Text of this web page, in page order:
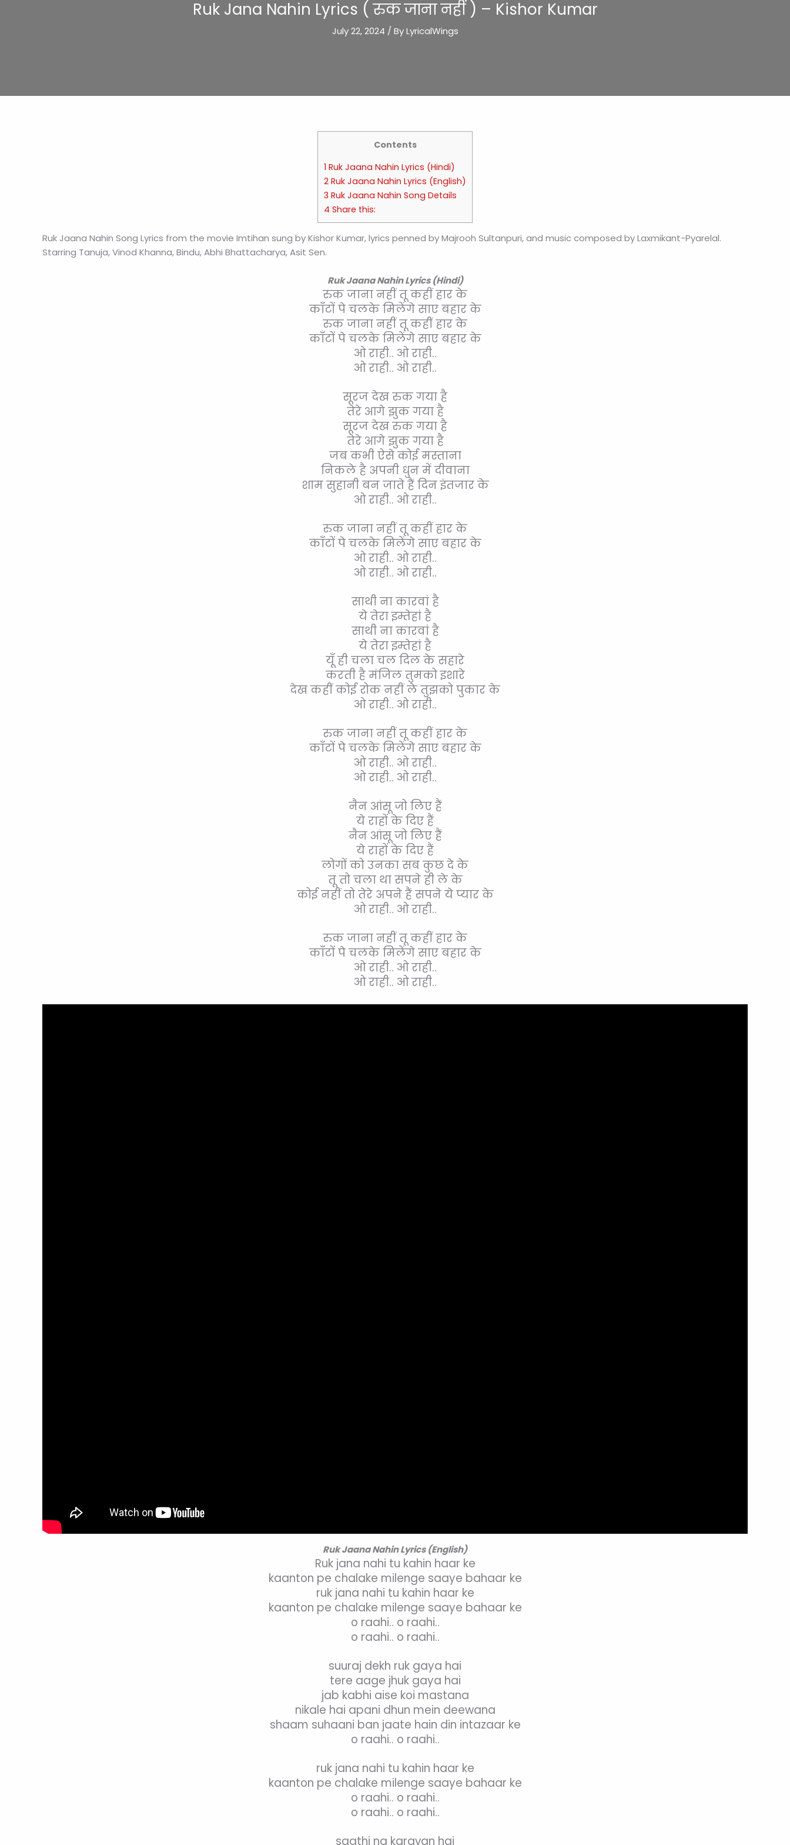
Ruk Jana Nahin Lyrics ( रुक जाना नहीं ) – Kishor Kumar
July 22, 2024 / ByLyricalWings
Contents
1 Ruk Jaana Nahin Lyrics (Hindi)
2 Ruk Jaana Nahin Lyrics (English)
3 Ruk Jaana Nahin Song Details
4 Share this:
Ruk Jaana Nahin Song Lyrics from the movie Imtihan sung by Kishor Kumar, lyrics penned by Majrooh Sultanpuri, and music composed by Laxmikant-Pyarelal.
Starring Tanuja, Vinod Khanna, Bindu, Abhi Bhattacharya, Asit Sen.
Ruk Jaana Nahin Lyrics (Hindi)
रुक जाना नहीं तू कहीं हार के
काँटों पे चलके मिलेंगे साए बहार के
रुक जाना नहीं तू कहीं हार के
काँटों पे चलके मिलेंगे साए बहार के
ओ राही.. ओ राही..
ओ राही.. ओ राही..
सूरज देख रुक गया है
तेरे आगे झुक गया है
सूरज देख रुक गया है
तेरे आगे झुक गया है
जब कभी ऐसे कोई मस्ताना
निकले है अपनी धुन में दीवाना
शाम सुहानी बन जाते हैं दिन इंतजार के
ओ राही.. ओ राही..
रुक जाना नहीं तू कहीं हार के
काँटों पे चलके मिलेंगे साए बहार के
ओ राही.. ओ राही..
ओ राही.. ओ राही..
साथी ना कारवां है
ये तेरा इम्तेहां है
साथी ना कारवां है
ये तेरा इम्तेहां है
यूँ ही चला चल दिल के सहारे
करती है मंजिल तुमको इशारे
देख कहीं कोई रोक नहीं ले तुझको पुकार के
ओ राही.. ओ राही..
रुक जाना नहीं तू कहीं हार के
काँटों पे चलके मिलेंगे साए बहार के
ओ राही.. ओ राही..
ओ राही.. ओ राही..
नैन आंसू जो लिए हैं
ये राहों के दिए हैं
नैन आंसू जो लिए हैं
ये राहों के दिए हैं
लोगों को उनका सब कुछ दे के
तू तो चला था सपने ही ले के
कोई नहीं तो तेरे अपने हैं सपने ये प्यार के
ओ राही.. ओ राही..
रुक जाना नहीं तू कहीं हार के
काँटों पे चलके मिलेंगे साए बहार के
ओ राही.. ओ राही..
ओ राही.. ओ राही..
Ruk Jaana Nahin Lyrics (English)
Ruk jana nahi tu kahin haar ke
kaanton pe chalake milenge saaye bahaar ke
ruk jana nahi tu kahin haar ke
kaanton pe chalake milenge saaye bahaar ke
o raahi.. o raahi..
o raahi.. o raahi..
suuraj dekh ruk gaya hai
tere aage jhuk gaya hai
jab kabhi aise koi mastana
nikale hai apani dhun mein deewana
shaam suhaani ban jaate hain din intazaar ke
o raahi.. o raahi..
ruk jana nahi tu kahin haar ke
kaanton pe chalake milenge saaye bahaar ke
o raahi.. o raahi..
o raahi.. o raahi..
saathi na karavan hai